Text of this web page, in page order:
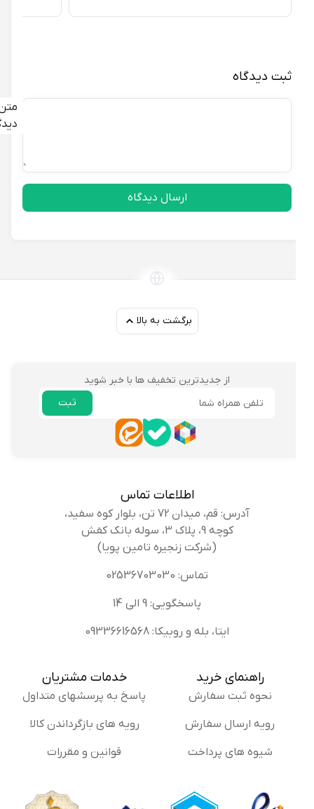
ثبت دیدگاه
متن
دیدگاه
ارسال دیدگاه
برگشت به بالا
از جدیدترین تخفیف ها با خبر شوید
اطلاعات تماس
آدرس: قم، میدان 72 تن، بلوار کوه سفید،
کوچه 9، پلاک 3، سوله بانک کفش
(شرکت زنجیره تامین پویا)
تماس: 02536703030
پاسخگویی: 9 الی 14
ایتا، بله و روبیکا: 09336616568
راهنمای خرید
نحوه ثبت سفارش
رویه ارسال سفارش
شیوه های پرداخت
خدمات مشتریان
پاسخ به پرسشهای متداول
رویه های بازگرداندن کالا
قوانین و مقررات